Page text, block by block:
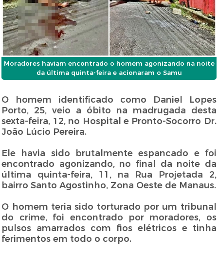
Moradores haviam encontrado o homem agonizando na noite
da última quinta-feira e acionaram o Samu
O homem identificado como Daniel Lopes
Porto, 25, veio a óbito na madrugada desta
sexta-feira, 12, no Hospital e Pronto-Socorro Dr.
João Lúcio Pereira.
Ele havia sido brutalmente espancado e foi
encontrado agonizando, no final da noite da
última quinta-feira, 11, na Rua Projetada 2,
bairro Santo Agostinho, Zona Oeste de Manaus.
O homem teria sido torturado por um tribunal
do crime, foi encontrado por moradores, os
pulsos amarrados com fios elétricos e tinha
ferimentos em todo o corpo.